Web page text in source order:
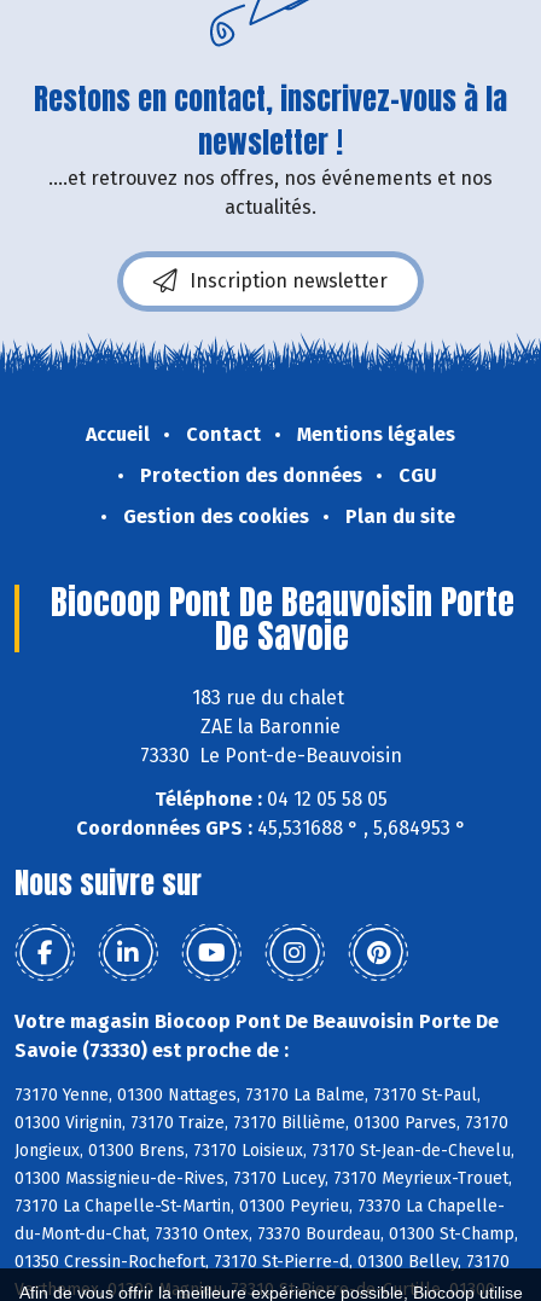
Afin de vous offrir la meilleure expérience possible, Biocoop utilise
Restons en contact, inscrivez-vous à la
newsletter !
....et retrouvez nos offres, nos événements et nos
actualités.
Inscription newsletter
Accueil Contact
Mentions légales
Protection des données
CGU
Gestion des cookies
Plan du site
Biocoop Pont De Beauvoisin Porte
De Savoie
183 rue du chalet
ZAE la Baronnie
73330 Le Pont-de-Beauvoisin
Téléphone :04 12 05 58 05
Coordonnées GPS :45,531688 ° , 5,684953 °
Nous suivre sur
Votre magasin Biocoop Pont De Beauvoisin Porte De
Savoie (73330) est proche de :
73170 Yenne, 01300 Nattages, 73170 La Balme, 73170 St-Paul,
01300 Virignin, 73170 Traize, 73170 Billième, 01300 Parves, 73170
Jongieux, 01300 Brens, 73170 Loisieux, 73170 St-Jean-de-Chevelu,
01300 Massignieu-de-Rives, 73170 Lucey, 73170 Meyrieux-Trouet,
73170 La Chapelle-St-Martin, 01300 Peyrieu, 73370 La Chapelle-
du-Mont-du-Chat, 73310 Ontex, 73370 Bourdeau, 01300 St-Champ,
01350 Cressin-Rochefort, 73170 St-Pierre-d, 01300 Belley, 73170
Verthemex, 01300 Magnieu, 73310 St-Pierre-de-Curtille, 01300